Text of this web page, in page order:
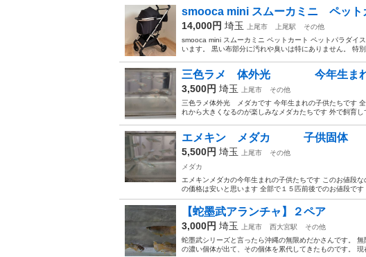
smooca mini スムーカミニ ペット
14,000円 埼玉 上尾市 上尾駅
その他
smooca mini スムーカミニ ペットカート ペットパラダイ
います。 黒い布部分に汚れや臭いは特にありません。 特
三色ラメ 体外光 今年生まれ
3,500円 埼玉 上尾市
その他
三色ラメ体外光 メダカです 今年生まれの子供たちです
れから大きくなるのが楽しみなメダカたちです 外で飼育し
エメキン メダカ 子供固体
5,500円 埼玉 上尾市
その他
メダカ
エメキンメダカの今年生まれの子供たちです このお値段
の価格は安いと思います 全部で１５匹前後でのお値段です
【蛇墨武アランチャ】２ペア
3,000円 埼玉 上尾市 西大宮駅
その他
蛇墨武シリーズと言ったら沖縄の無限めだかさんです。
の濃い個体が出て、その個体を累代してきたものです。